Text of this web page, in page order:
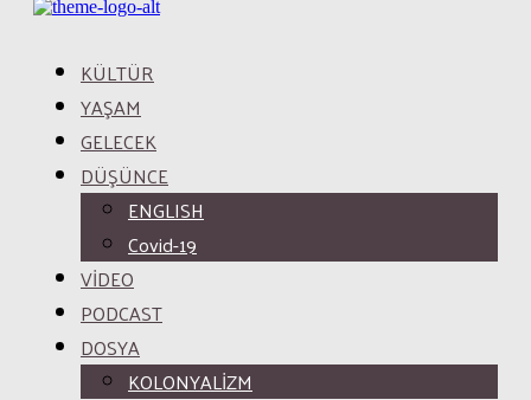
KÜLTÜR
YAŞAM
GELECEK
DÜŞÜNCE
ENGLISH
Covid-19
VİDEO
PODCAST
DOSYA
KOLONYALİZM